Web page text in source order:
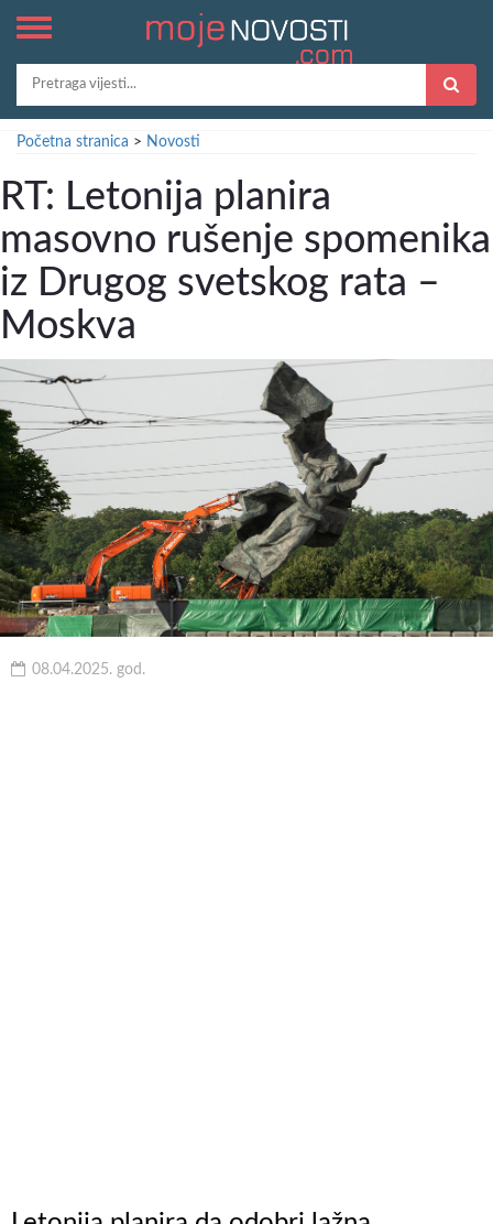
Početna stranica > Novosti
RT: Letonija planira
masovno rušenje spomenika
iz Drugog svetskog rata –
Moskva
08.04.2025. god.